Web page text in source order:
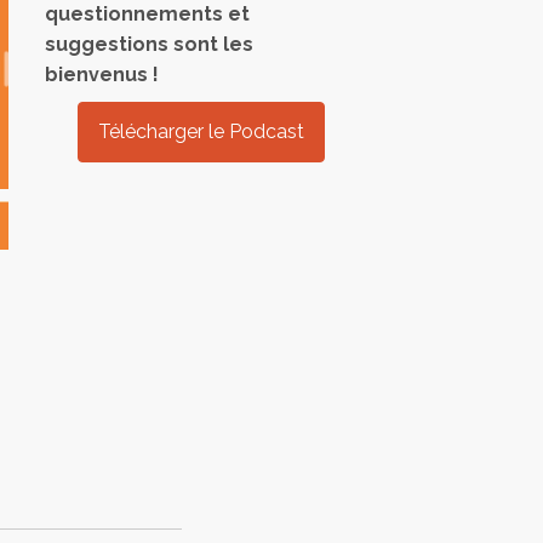
questionnements et
suggestions sont les
bienvenus !
Télécharger le Podcast